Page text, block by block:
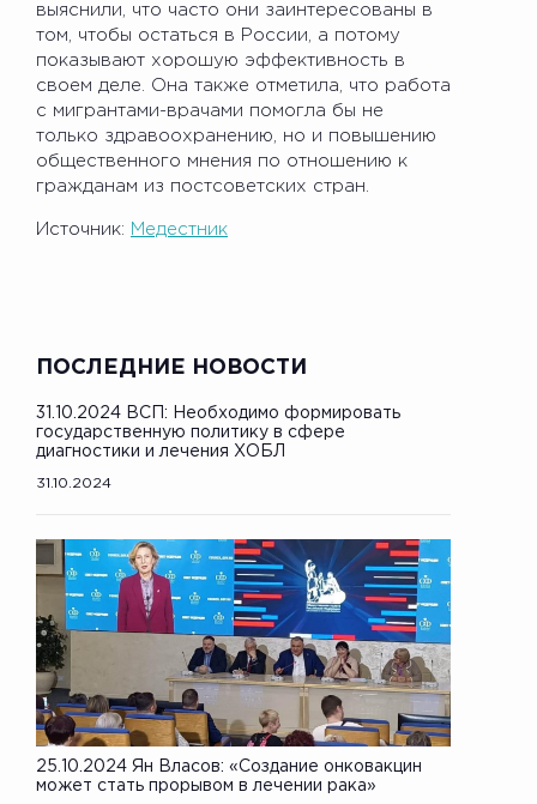
выяснили, что часто они заинтересованы в
том, чтобы остаться в России, а потому
показывают хорошую эффективность в
своем деле. Она также отметила, что работа
с мигрантами-врачами помогла бы не
только здравоохранению, но и повышению
общественного мнения по отношению к
гражданам из постсоветских стран.
Источник: Медестник
ПОСЛЕДНИЕ НОВОСТИ
31.10.2024 ВСП: Необходимо формировать
государственную политику в сфере
диагностики и лечения ХОБЛ
31.10.2024
25.10.2024 Ян Власов: «Создание онковакцин
может стать прорывом в лечении рака»